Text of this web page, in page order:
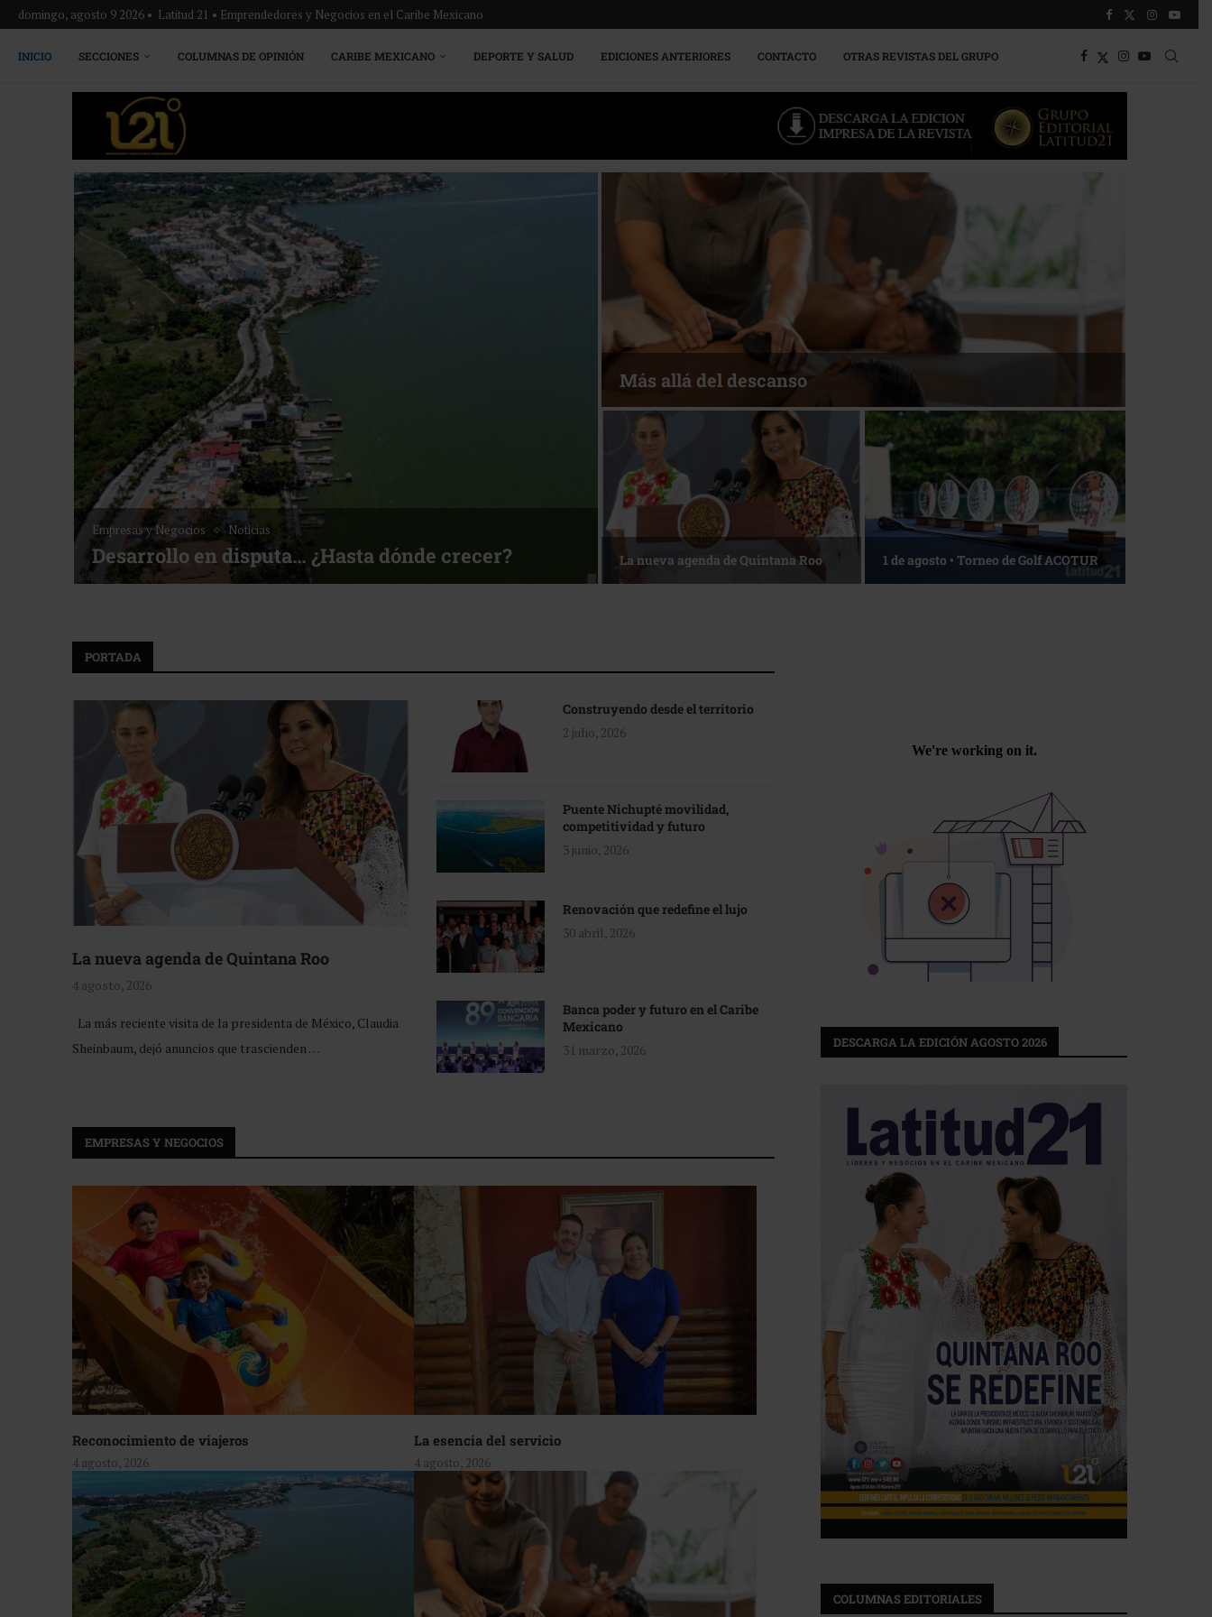
domingo, agosto 9 2026 • Latitud 21 • Emprendedores y Negocios en el Caribe Mexicano
INICIO SECCIONES COLUMNAS DE OPINIÓN CARIBE MEXICANO DEPORTE Y SALUD EDICIONES ANTERIORES CONTACTO OTRAS REVISTAS DEL GRUPO
Empresas y Negocios Noticias
Desarrollo en disputa… ¿Hasta dónde crecer?
Más allá del descanso
La nueva agenda de Quintana Roo 1 de agosto • Torneo de Golf ACOTUR
PORTADA
La nueva agenda de Quintana Roo
4 agosto, 2026
La más reciente visita de la presidenta de México, Claudia
Sheinbaum, dejó anuncios que trascienden …
Construyendo desde el territorio
2 julio, 2026
Puente Nichupté movilidad,
competitividad y futuro
3 junio, 2026
Renovación que redefine el lujo
30 abril, 2026
Banca poder y futuro en el Caribe
Mexicano
31 marzo, 2026
EMPRESAS Y NEGOCIOS
Reconocimiento de viajeros
4 agosto, 2026
La esencia del servicio
4 agosto, 2026
DESCARGA LA EDICIÓN AGOSTO 2026
COLUMNAS EDITORIALES